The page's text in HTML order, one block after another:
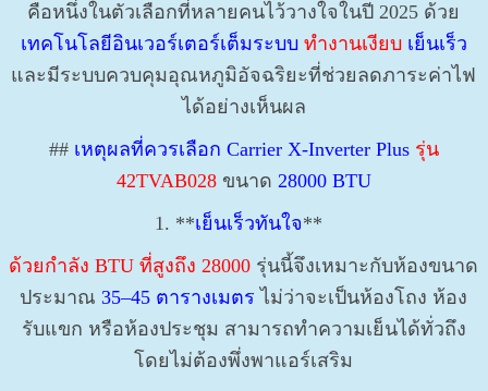
คือหนึ่งในตัวเลือกที่หลายคนไว้วางใจในปี 2025 ด้วย
เทคโนโลยีอินเวอร์เตอร์เต็มระบบ ทำงานเงียบ เย็นเร็ว
และมีระบบควบคุมอุณหภูมิอัจฉริยะที่ช่วยลดภาระค่าไฟ
ได้อย่างเห็นผล
## เหตุผลที่ควรเลือก Carrier X-Inverter Plus รุ่น
42TVAB028ขนาด 28000 BTU
1. **เย็นเร็วทันใจ**
ด้วยกำลัง BTU ที่สูงถึง 28000 รุ่นนี้จึงเหมาะกับห้องขนาด
ประมาณ 35–45 ตารางเมตร ไม่ว่าจะเป็นห้องโถง ห้อง
รับแขก หรือห้องประชุม สามารถทำความเย็นได้ทั่วถึง
โดยไม่ต้องพึ่งพาแอร์เสริม